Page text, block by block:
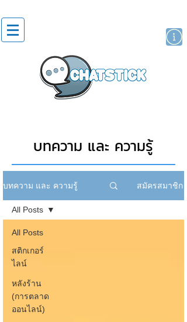
บทความ และ ความรู้
บทความ และ ความรู้ สมัครสมาชิก
All Posts
สติกเกอร์
ไลน์
หลังร้าน
(การตลาด
ออนไลน์)
All Posts